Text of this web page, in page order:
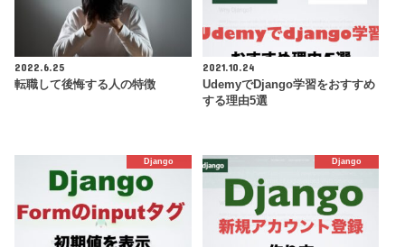
2022.6.25
転職して後悔する人の特徴
2021.10.24
UdemyでDjango学習をおすすめ
する理由5選
Django Django